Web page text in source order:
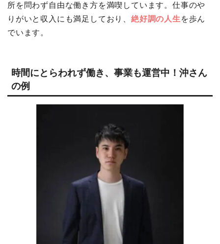
所を問わず自由な働き方を満喫しています。仕事のや
りがいと収入にも満足しており、 絶好調の人生 を歩ん
でいます。
時間にとらわれず働き、事業も運営中！沖さん
の例